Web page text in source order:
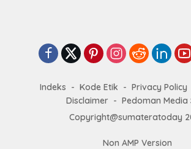
Indeks Kode Etik Privacy Policy
Disclaimer
Pedoman Media
Copyright@sumateratoday
Non AMP Version